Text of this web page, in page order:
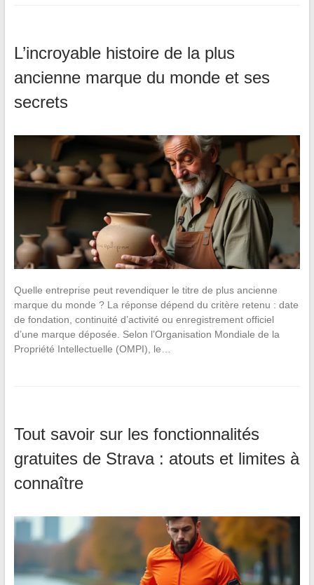
L’incroyable histoire de la plus
ancienne marque du monde et ses
secrets
Quelle entreprise peut revendiquer le titre de plus ancienne
marque du monde ? La réponse dépend du critère retenu : date
de fondation, continuité d’activité ou enregistrement officiel
d’une marque déposée. Selon l’Organisation Mondiale de la
Propriété Intellectuelle (OMPI), le…
Tout savoir sur les fonctionnalités
gratuites de Strava : atouts et limites à
connaître